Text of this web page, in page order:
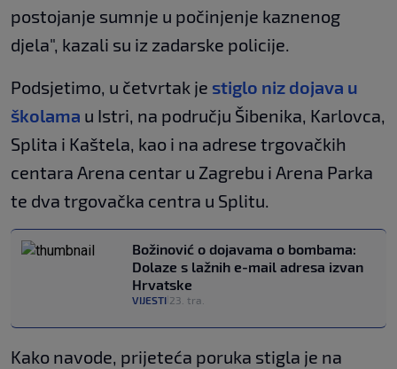
postojanje sumnje u počinjenje kaznenog
djela", kazali su iz zadarske policije.
Podsjetimo, u četvrtak je stiglo niz dojava u
školama u Istri, na području Šibenika, Karlovca,
Splita i Kaštela, kao i na adrese trgovačkih
centara Arena centar u Zagrebu i Arena Parka
te dva trgovačka centra u Splitu.
Božinović o dojavama o bombama:
Dolaze s lažnih e-mail adresa izvan
Hrvatske
VIJESTI 23. tra.
Kako navode, prijeteća poruka stigla je na